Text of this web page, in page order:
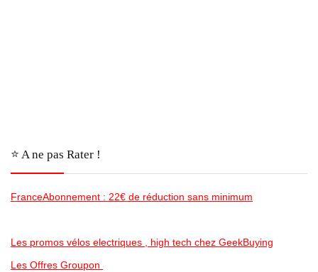
⭐️ A ne pas Rater !
FranceAbonnement : 22€ de réduction sans minimum
Les promos vélos electriques , high tech chez GeekBuying
Les Offres Groupon